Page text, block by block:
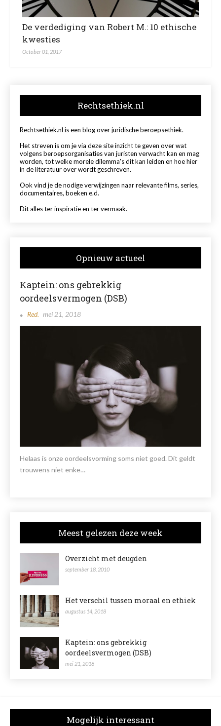
De verdediging van Robert M.: 10 ethische
kwesties
October 01, 2017
Rechtsethiek.nl
Rechtsethiek.nl is een blog over juridische beroepsethiek.
Het streven is om je via deze site inzicht te geven over wat
volgens beroepsorganisaties van juristen verwacht kan en mag
worden, tot welke morele dilemma's dit kan leiden en hoe hier
in de literatuur over wordt geschreven.
Ook vind je de nodige verwijzingen naar relevante films, series,
documentaires, boeken e.d.
Dit alles ter inspiratie en ter vermaak.
Opnieuw actueel
Kaptein: ons gebrekkig
oordeelsvermogen (DSB)
Red. mei 21, 2018
Helaas is onze oordeelsvorming soms niet goed. Dit geldt
trouwens niet enke…
Meest gelezen deze week
Overzicht met deugden
september 18, 2010
Het verschil tussen moraal en ethiek
augustus 14, 2018
Kaptein: ons gebrekkig
oordeelsvermogen (DSB)
mei 21, 2018
Mogelijk interessant